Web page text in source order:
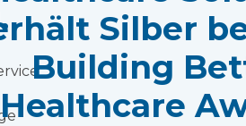
Silber
Building
Healthcare